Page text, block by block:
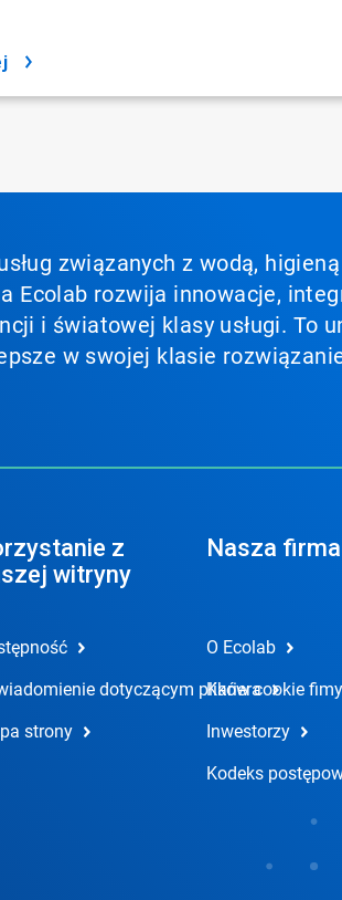
związanych z wodą,
Ecolab rozwija innowacje,
i światowej klasy usługi. To
w swojej klasie
z
witryny
dotyczącym plików cookie
strony
Nasza firma
O Ecolab
Kariera
Inwestorzy
Kodeks